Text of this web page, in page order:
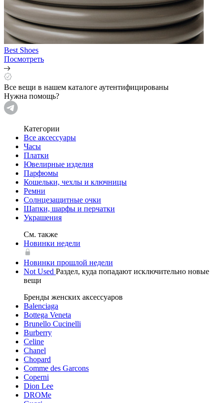
Best Shoes
Посмотреть
Все вещи в нашем каталоге аутентифицированы
Нужна помощь?
Категории
Все аксессуары
Часы
Платки
Ювелирные изделия
Парфюмы
Кошельки, чехлы и ключницы
Ремни
Солнцезащитные очки
Шапки, шарфы и перчатки
Украшения
См. также
Новинки недели
Новинки прошлой недели
Not Used Раздел, куда попадают исключительно новые
вещи
Бренды женских аксессуаров
Balenciaga
Bottega Veneta
Brunello Cucinelli
Burberry
Celine
Chanel
Chopard
Comme des Garcons
Coperni
Dion Lee
DROMe